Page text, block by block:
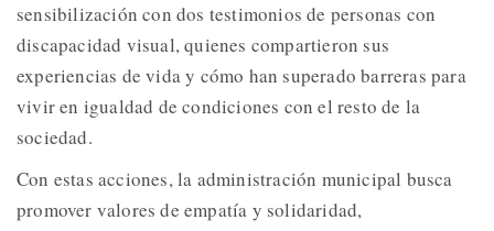
sensibilización con dos testimonios de personas con
discapacidad visual, quienes compartieron sus
experiencias de vida y cómo han superado barreras para
vivir en igualdad de condiciones con el resto de la
sociedad.
Con estas acciones, la administración municipal busca
promover valores de empatía y solidaridad,